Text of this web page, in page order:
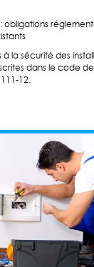
obligations
à la sécurité des
dans le code
12.